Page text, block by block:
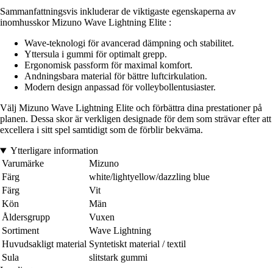
Sammanfattningsvis inkluderar de viktigaste egenskaperna av
inomhusskor Mizuno Wave Lightning Elite :
Wave-teknologi för avancerad dämpning och stabilitet.
Yttersula i gummi för optimalt grepp.
Ergonomisk passform för maximal komfort.
Andningsbara material för bättre luftcirkulation.
Modern design anpassad för volleybollentusiaster.
Välj Mizuno Wave Lightning Elite och förbättra dina prestationer på
planen. Dessa skor är verkligen designade för dem som strävar efter att
excellera i sitt spel samtidigt som de förblir bekväma.
Ytterligare information
Varumärke
Mizuno
Färg
white/lightyellow/dazzling blue
Färg
Vit
Kön
Män
Åldersgrupp
Vuxen
Sortiment
Wave Lightning
Huvudsakligt material Syntetiskt material / textil
Sula
slitstark gummi